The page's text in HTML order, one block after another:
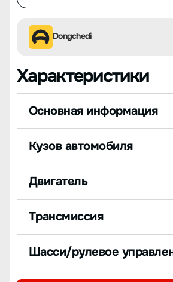
Dongchedi
Характеристики
Основная информация
Кузов автомобиля
Двигатель
Трансмиссия
Шасси/рулевое